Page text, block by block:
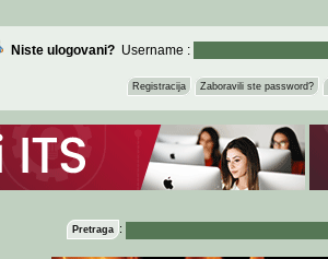
Niste ulogovani?Username :
Registracija Zaboravili ste password?
Pretraga :